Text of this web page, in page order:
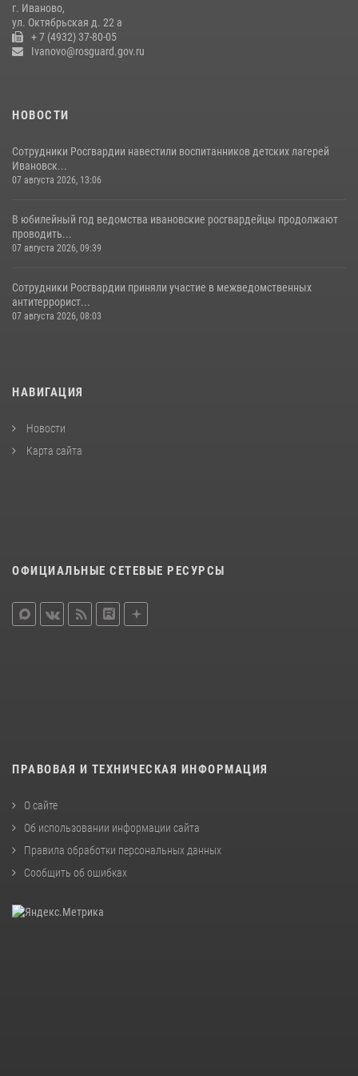
20 июля 2026, 09:12 3
г. Иваново,
ул. Октябрьская д. 22 а
+ 7 (4932) 37-80-05
Ivanovo@rosguard.gov.ru
НОВОСТИ
Сотрудники Росгвардии навестили воспитанников детских лагерей
Ивановск...
07 августа 2026, 13:06
В юбилейный год ведомства ивановские росгвардейцы продолжают
проводить...
07 августа 2026, 09:39
Сотрудники Росгвардии приняли участие в межведомственных
антитеррорист...
07 августа 2026, 08:03
НАВИГАЦИЯ
Новости
Карта сайта
ОФИЦИАЛЬНЫЕ СЕТЕВЫЕ РЕСУРСЫ
ПРАВОВАЯ И ТЕХНИЧЕСКАЯ ИНФОРМАЦИЯ
О сайте
Об использовании информации сайта
Правила обработки персональных данных
Сообщить об ошибках